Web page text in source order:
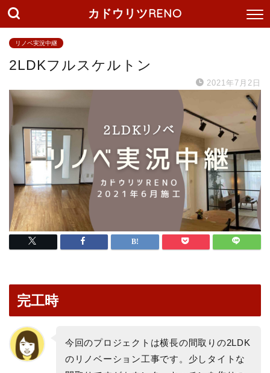
カドウリツRENO
リノベ実況中継
2LDKフルスケルトン
2021年7月2日
完工時
今回のプロジェクトは横長の間取りの2LDK
のリノベーション工事です。少しタイトな